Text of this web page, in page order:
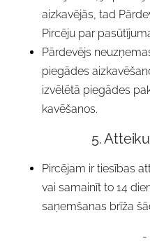
aizkavējās, tad
Pircēju par
Pārdevējs
piegādes
izvēlētā piegādes
kavēšanos.
5.
Pircējam ir tiesības
vai samainīt to 14
saņemšanas brīža
- Prece